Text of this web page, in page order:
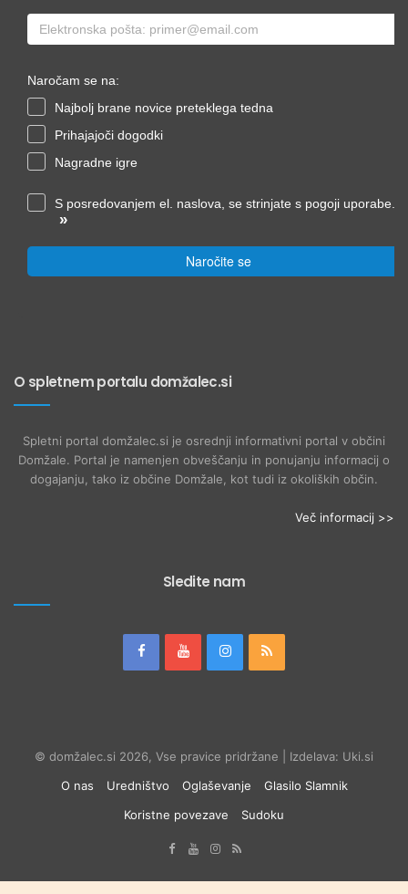
Naročam se na:
Najbolj brane novice preteklega tedna
Prihajajoči dogodki
Nagradne igre
S posredovanjem el. naslova, se strinjate s pogoji uporabe.
»
Naročite se
O spletnem portalu domžalec.si
Spletni portal domžalec.si je osrednji informativni portal v občini
Domžale. Portal je namenjen obveščanju in ponujanju informacij o
dogajanju, tako iz občine Domžale, kot tudi iz okoliških občin.
Več informacij >>
Sledite nam
© domžalec.si 2026, Vse pravice pridržane | Izdelava: Uki.si
O nas
Uredništvo Oglaševanje
Glasilo Slamnik
Koristne povezave
Sudoku